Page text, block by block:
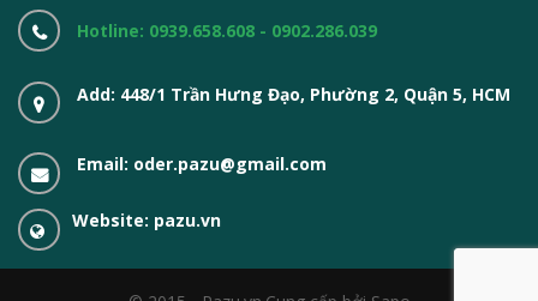
Hotline: 0939.658.608 - 0902.286.039
Add: 448/1 Trần Hưng Đạo, Phường 2, Quận 5, HCM
Email: oder.pazu@gmail.com
Website: pazu.vn